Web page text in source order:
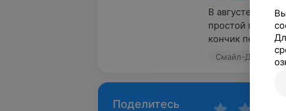
В августе
простой
кончик
Смайл-Дент, ул.
Поделитесь